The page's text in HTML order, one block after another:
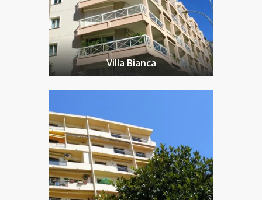
Villa Bianca